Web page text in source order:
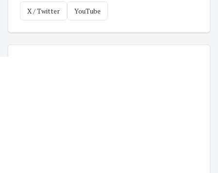
X / Twitter YouTube